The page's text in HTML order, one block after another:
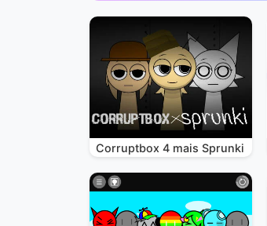
Corruptbox 4 mais Sprunki